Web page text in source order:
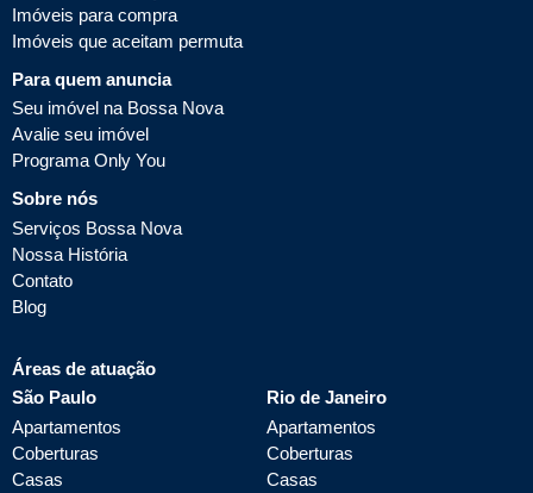
Imóveis para compra
Imóveis que aceitam permuta
Para quem anuncia
Seu imóvel na Bossa Nova
Avalie seu imóvel
Programa Only You
Sobre nós
Serviços Bossa Nova
Nossa História
Contato
Blog
Áreas de atuação
São Paulo
Apartamentos
Coberturas
Casas
Rio de Janeiro
Apartamentos
Coberturas
Casas